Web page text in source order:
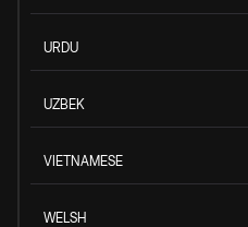
URDU
UZBEK
VIETNAMESE
WELSH